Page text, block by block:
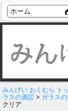
ホーム
みんげい おくむら ト
ラスの酒噐 > ガラスの
クリア